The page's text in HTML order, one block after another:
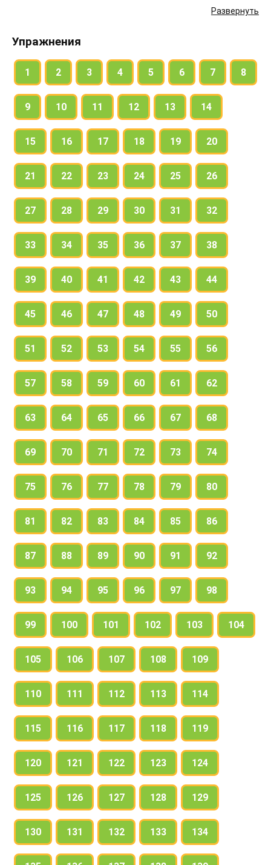
Развернуть
Упражнения
1 2 3 4 5 6 7 8
9 10 11 12 13 14
15 16 17 18 19 20
21 22 23 24 25 26
27 28 29 30 31 32
33 34 35 36 37 38
39 40 41 42 43 44
45 46 47 48 49 50
51 52 53 54 55 56
57 58 59 60 61 62
63 64 65 66 67 68
69 70 71 72 73 74
75 76 77 78 79 80
81 82 83 84 85 86
87 88 89 90 91 92
93 94 95 96 97 98
99 100 101 102 103 104
105 106 107 108 109
110 111 112 113 114
115 116 117 118 119
120 121 122 123 124
125 126 127 128 129
130 131 132 133 134